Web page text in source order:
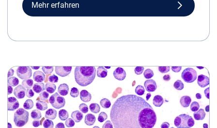
Mehr erfahren